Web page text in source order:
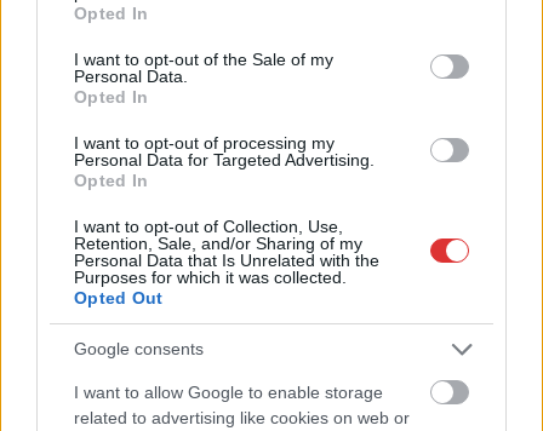
use your data for below specified purposes in below Google
consent section.
Opted In
I want to opt-out of the Sale of my
Personal Data.
Opted In
I want to opt-out of processing my
Personal Data for Targeted Advertising.
Opted In
I want to opt-out of Collection, Use,
Retention, Sale, and/or Sharing of my
Personal Data that Is Unrelated with the
Purposes for which it was collected.
Opted Out
Google consents
I want to allow Google to enable storage
related to advertising like cookies on web or
Hírlevél feliratkozás
Adja meg keresztnevét:
Megismertem és elfogadom aGDPR-szabályzatot